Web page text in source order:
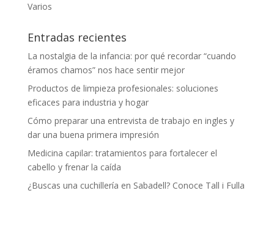
Varios
Entradas recientes
La nostalgia de la infancia: por qué recordar “cuando
éramos chamos” nos hace sentir mejor
Productos de limpieza profesionales: soluciones
eficaces para industria y hogar
Cómo preparar una entrevista de trabajo en ingles y
dar una buena primera impresión
Medicina capilar: tratamientos para fortalecer el
cabello y frenar la caída
¿Buscas una cuchillería en Sabadell? Conoce Tall i Fulla